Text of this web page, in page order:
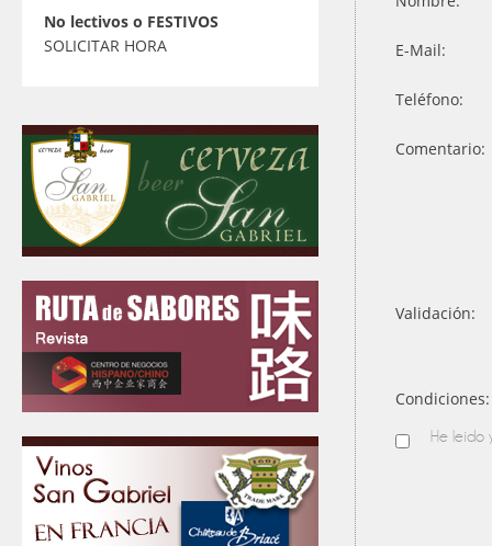
No lectivos o FESTIVOS
SOLICITAR HORA
E-Mail:
Teléfono:
Comentario:
Validación:
Condiciones:
He leído